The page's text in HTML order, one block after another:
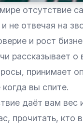
отсутствие
не отвечая на
и рост
рассказывает о
принимает
вы спите.
даёт вам
прочитать, кто